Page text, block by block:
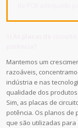
Mantemos um
razoáveis,
indústria e nas
qualidade dos
Sim, as placas de
potência. Os planos de
que são utilizadas